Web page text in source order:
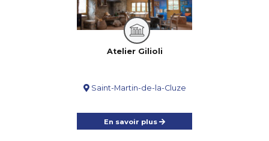
Atelier Gilioli
Saint-Martin-de-la-Cluze
En savoir plus